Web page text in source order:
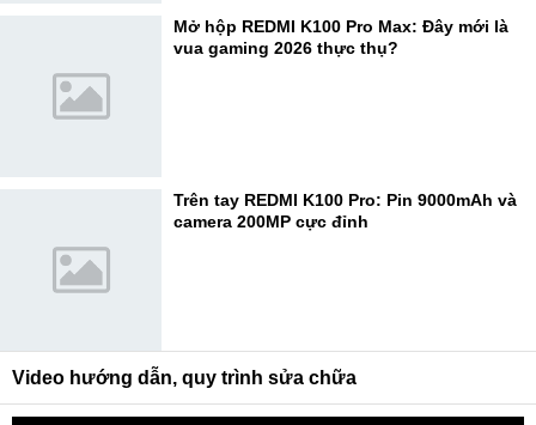
Mở hộp REDMI K100 Pro Max: Đây mới là
vua gaming 2026 thực thụ?
Trên tay REDMI K100 Pro: Pin 9000mAh và
camera 200MP cực đỉnh
Video hướng dẫn, quy trình sửa chữa